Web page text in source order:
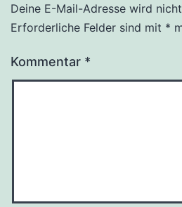
Deine E-Mail-Adresse wird
Erforderliche Felder sind mit *
Kommentar *